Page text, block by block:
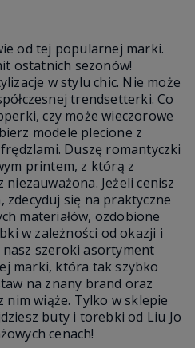
od tej popularnej marki.
ostatnich sezonów!
w stylu chic. Nie może
trendsetterki. Co
czy może wieczorowe
modele plecione z
Duszę romantyczki
printem, z którą z
Jeżeli cenisz
się na praktyczne
materiałów, ozdobione
w zależności od okazji i
szeroki asortyment
marki, która tak szybko
na znany brand oraz
wiąże. Tylko w sklepie
buty i torebki od Liu Jo
cenach!